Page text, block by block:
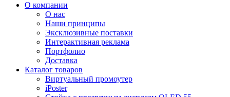
О компании
О нас
Наши принципы
Эксклюзивные поставки
Интерактивная реклама
Портфолио
Доставка
Каталог товаров
Виртуальный промоутер
iPoster